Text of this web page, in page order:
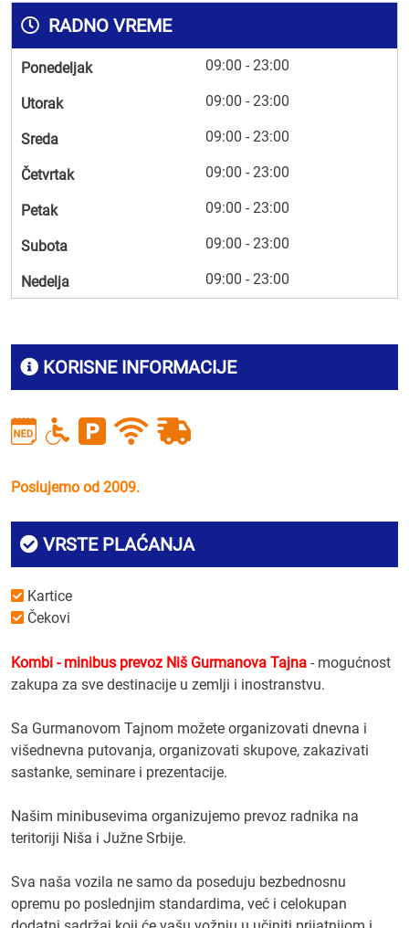
KORISNE INFORMACIJE
Poslujemo od 2009.
VRSTE PLAĆANJA
Kartice
Čekovi
Kombi - minibus prevoz Niš Gurmanova Tajna - mogućnost
zakupa za sve destinacije u zemlji i inostranstvu.
Sa Gurmanovom Tajnom možete organizovati dnevna i
višednevna putovanja, organizovati skupove, zakazivati
sastanke, seminare i prezentacije.
Našim minibusevima organizujemo prevoz radnika na
teritoriji Niša i Južne Srbije.
Sva naša vozila ne samo da poseduju bezbednosnu
opremu po poslednjim standardima, već i celokupan
RADNO VREME
Ponedeljak 09:00 - 23:00
Utorak 09:00 - 23:00
Sreda 09:00 - 23:00
Četvrtak 09:00 - 23:00
Petak 09:00 - 23:00
Subota 09:00 - 23:00
Nedelja 09:00 - 23:00